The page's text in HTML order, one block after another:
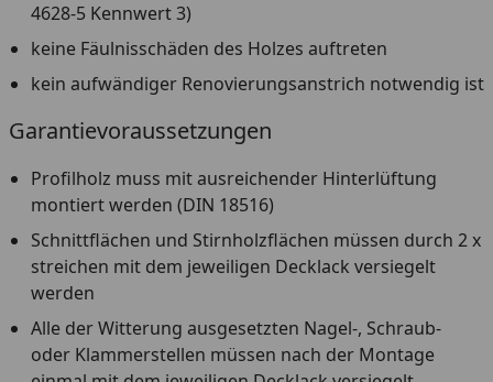
4628-5 Kennwert 3)
keine Fäulnisschäden des Holzes auftreten
kein aufwändiger Renovierungsanstrich notwendig ist
Garantievoraussetzungen
Profilholz muss mit ausreichender Hinterlüftung
montiert werden (DIN 18516)
Schnittflächen und Stirnholzflächen müssen durch 2 x
streichen mit dem jeweiligen Decklack versiegelt
werden
Alle der Witterung ausgesetzten Nagel-, Schraub-
oder Klammerstellen müssen nach der Montage